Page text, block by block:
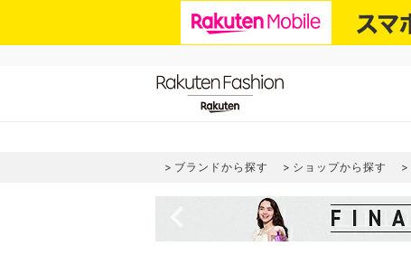
ブランドから探す ショップから探す